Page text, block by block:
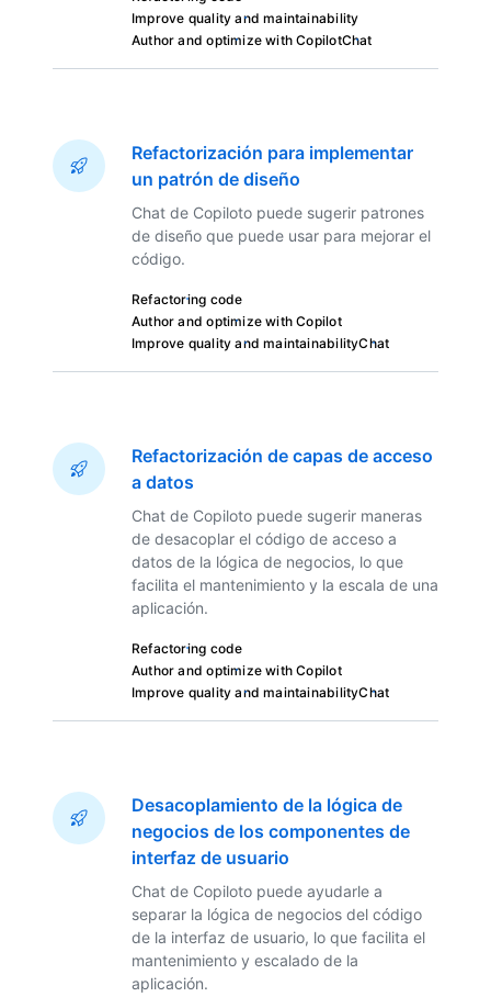
Improve quality and maintainability
Author and optimize with CopilotChat
Refactorización para implementar
un patrón de diseño
Chat de Copiloto puede sugerir patrones
de diseño que puede usar para mejorar el
código.
Refactoring code
Author and optimize with Copilot
Improve quality and maintainabilityChat
Refactorización de capas de acceso
a datos
Chat de Copiloto puede sugerir maneras
de desacoplar el código de acceso a
datos de la lógica de negocios, lo que
facilita el mantenimiento y la escala de una
aplicación.
Refactoring code
Author and optimize with Copilot
Improve quality and maintainabilityChat
Desacoplamiento de la lógica de
negocios de los componentes de
interfaz de usuario
Chat de Copiloto puede ayudarle a
separar la lógica de negocios del código
de la interfaz de usuario, lo que facilita el
mantenimiento y escalado de la
aplicación.